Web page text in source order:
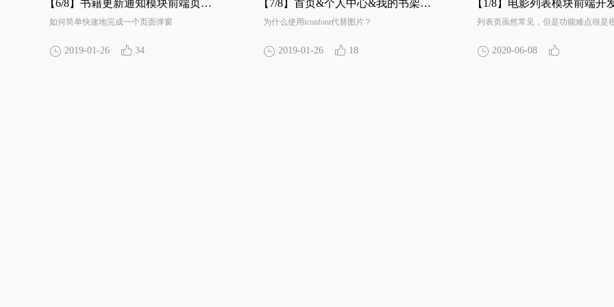
【6/8】 书籍更新通知模块前端页面设计评审
如何简单快速地完成一个页面弹窗
2019-01-26 34
【7/8】 首页&个人中心&我的书架模块前端页面评审
为什么使用iconfont代替图片？
2019-01-26 18
【1/8】 电影列表模块前端开发文档
列表页虽然常见，但是功能难点很是
2020-06-08